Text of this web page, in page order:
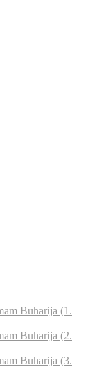
Buharija (1.
Buharija (2.
Buharija (3.